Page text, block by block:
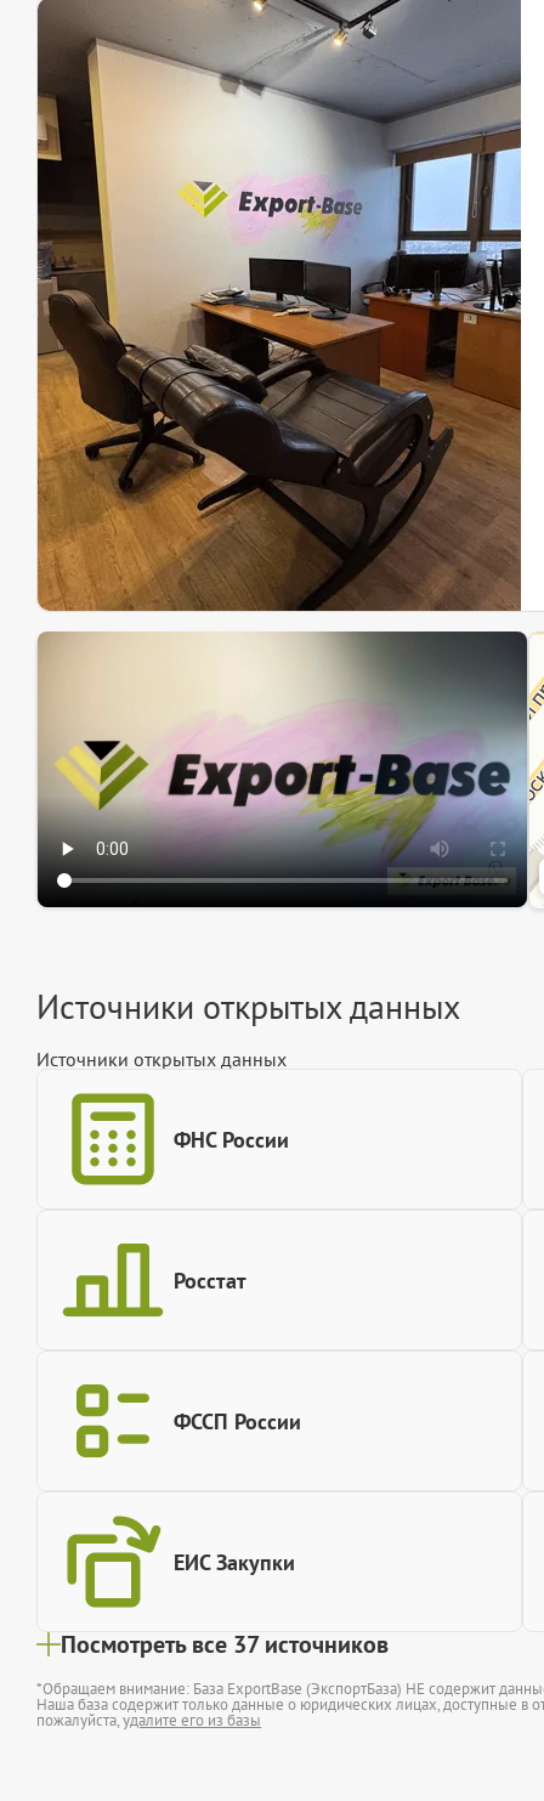
Источники открытых данных
Источники открытых данных
ФНС России
Росстат
ФССП России
ЕИС Закупки
Посмотреть все 37 источников
*Обращаем внимание: База ExportBase (ЭкспортБаза) НЕ содержит
Наша база содержит только данные о юридических лицах, доступные в
пожалуйста,удалите его из базы